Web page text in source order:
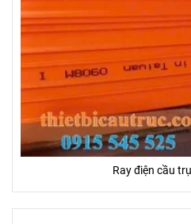
Ray điện cầu